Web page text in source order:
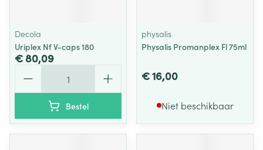
Decola
Uriplex Nf V-caps 180
€ 80,09
Bestel
physalis
Physalis Promanplex Fl 75ml
€ 16,00
Niet beschikbaar